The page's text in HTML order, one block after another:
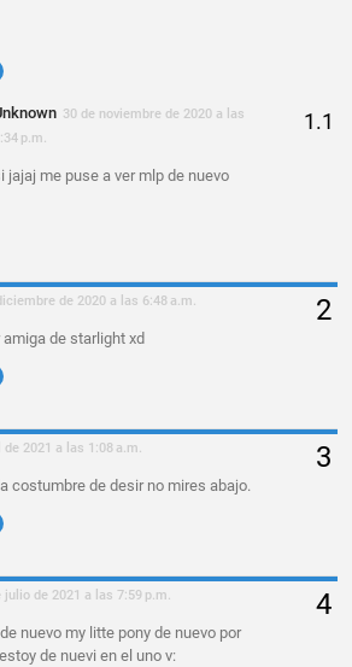
30 de noviembre de 2020 a las
p.m.
jajaj me puse a ver mlp de nuevo
de 2020 a las 6:48 a.m.
amiga de starlight xd
de 2021 a las 1:08 a.m.
costumbre de desir no mires abajo.
julio de 2021 a las 7:59 p.m.
nuevo my litte pony de nuevo por
de nuevi en el uno v: